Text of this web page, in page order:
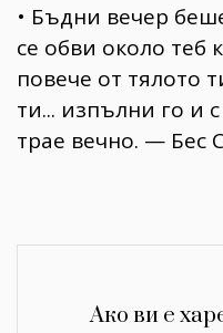
• Бъдни вечер
се обви около теб
повече от тялото
ти... изпълни го и
трае вечно. — Бес
Ако ви е